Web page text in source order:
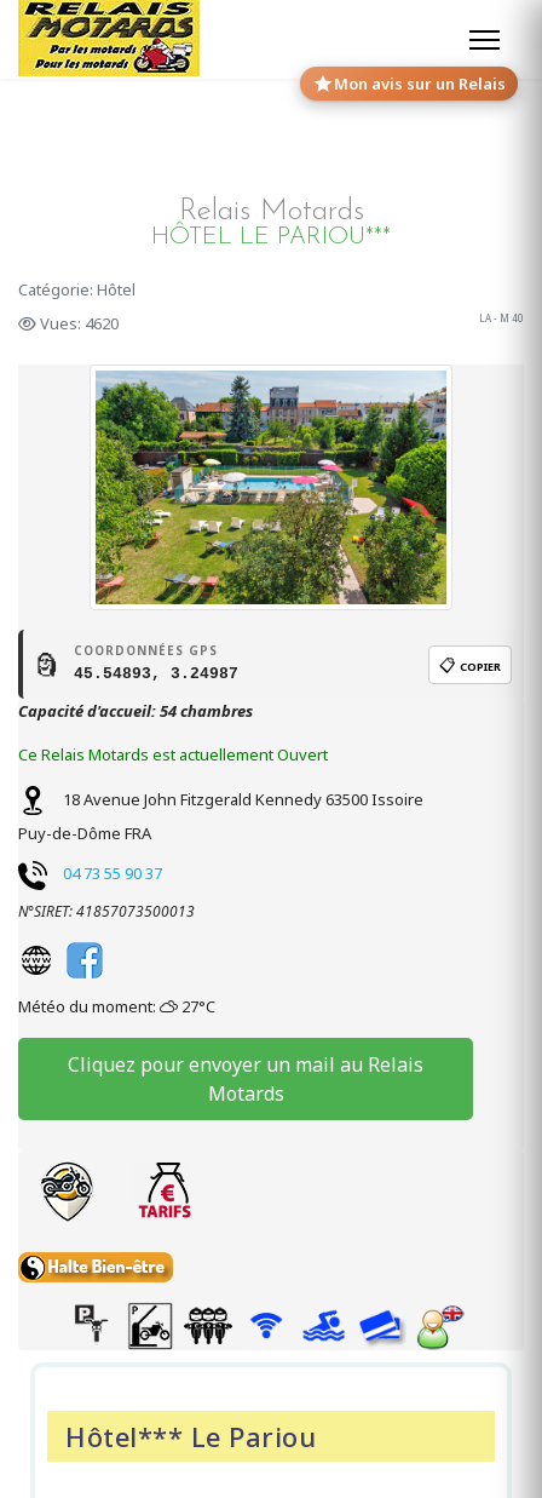
Mon avis sur un Relais
Relais Motards
HÔTEL LE PARIOU***
Catégorie: Hôtel
Vues: 4620
LA - M 40
🗿 COORDONNÉES GPS
45.54893, 3.24987 📋 COPIER
Capacité d'accueil: 54 chambres
Ce Relais Motards est actuellement Ouvert
18 Avenue John Fitzgerald Kennedy63500Issoire
Puy-de-Dôme FRA
04 73 55 90 37
N°SIRET: 41857073500013
Météo du moment: 27°C
Cliquez pour envoyer un mail au Relais
Motards
Hôtel*** Le Pariou